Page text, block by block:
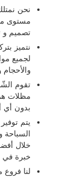
نحن
مستوى
تصميم و
نتميز
لجميع
والأحجام
تقوم
مظلات
بدون أي
يتم
خلال
خبرة في
لنا فروع